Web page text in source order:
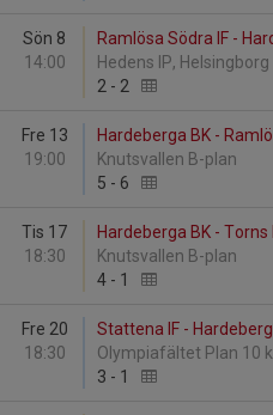
Sön 8
14:00
Ramlösa Södra IF -
Hedens IP, Helsingborg
2 - 2
Fre 13
19:00
Hardeberga BK -
Knutsvallen B-plan
5 - 6
Tis 17
18:30
Hardeberga BK - Torns
Knutsvallen B-plan
4 - 1
Fre 20
18:30
Stattena IF -
Olympiafältet Plan 10
3 - 1